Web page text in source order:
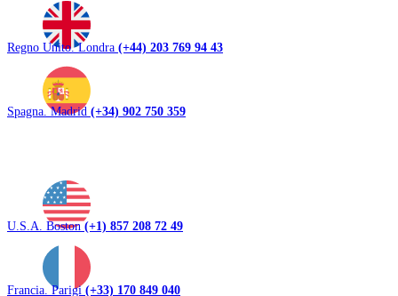
Regno Unito. Londra (+44) 203 769 94 43
Spagna. Madrid (+34) 902 750 359
U.S.A. Boston(+1) 857 208 72 49
Francia. Parigi(+33) 170 849 040